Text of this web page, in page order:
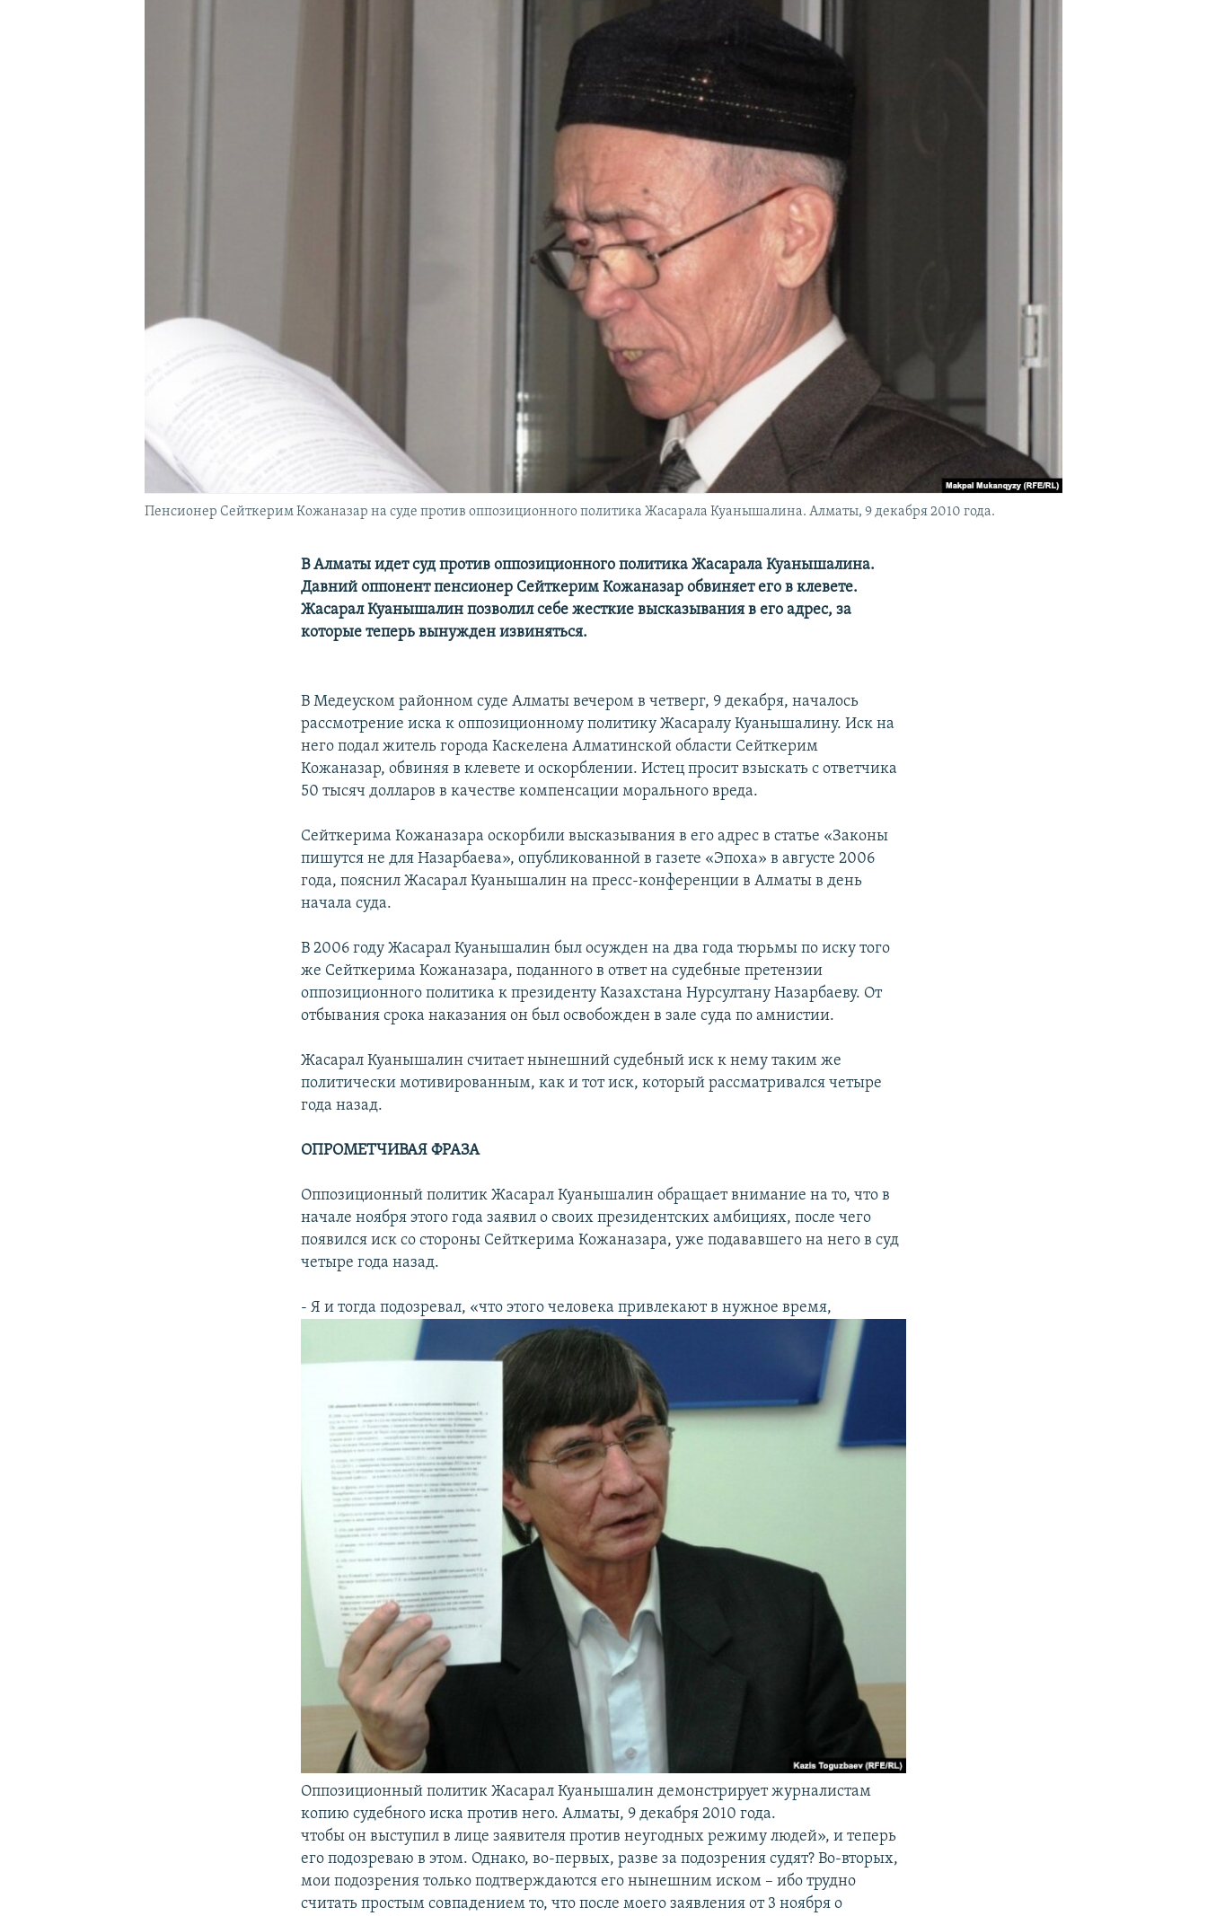
Пенсионер Сейткерим Кожаназар на суде против оппозиционного политика Жасарала Куанышалина. Алматы, 9 декабря 2010 года.
В Алматы идет суд против оппозиционного политика Жасарала Куанышалина.
Давний оппонент пенсионер Сейткерим Кожаназар обвиняет его в клевете.
Жасарал Куанышалин позволил себе жесткие высказывания в его адрес, за
которые теперь вынужден извиняться.
В Медеуском районном суде Алматы вечером в четверг, 9 декабря, началось
рассмотрение иска к оппозиционному политику Жасаралу Куанышалину. Иск на
него подал житель города Каскелена Алматинской области Сейткерим
Кожаназар, обвиняя в клевете и оскорблении. Истец просит взыскать с ответчика
50 тысяч долларов в качестве компенсации морального вреда.
Сейткерима Кожаназара оскорбили высказывания в его адрес в статье «Законы
пишутся не для Назарбаева», опубликованной в газете «Эпоха» в августе 2006
года, пояснил Жасарал Куанышалин на пресс-конференции в Алматы в день
начала суда.
В 2006 году Жасарал Куанышалин был осужден на два года тюрьмы по иску того
же Сейткерима Кожаназара, поданного в ответ на судебные претензии
оппозиционного политика к президенту Казахстана Нурсултану Назарбаеву. От
отбывания срока наказания он был освобожден в зале суда по амнистии.
Жасарал Куанышалин считает нынешний судебный иск к нему таким же
политически мотивированным, как и тот иск, который рассматривался четыре
года назад.
ОПРОМЕТЧИВАЯ ФРАЗА
Оппозиционный политик Жасарал Куанышалин обращает внимание на то, что в
начале ноября этого года заявил о своих президентских амбициях, после чего
появился иск со стороны Сейткерима Кожаназара, уже подававшего на него в суд
четыре года назад.
- Я и тогда подозревал, «что этого человека привлекают в нужное время,
Оппозиционный политик Жасарал Куанышалин демонстрирует журналистам
копию судебного иска против него. Алматы, 9 декабря 2010 года.
чтобы он выступил в лице заявителя против неугодных режиму людей», и теперь
его подозреваю в этом. Однако, во-первых, разве за подозрения судят? Во-вторых,
мои подозрения только подтверждаются его нынешним иском – ибо трудно
считать простым совпадением то, что после моего заявления от 3 ноября о